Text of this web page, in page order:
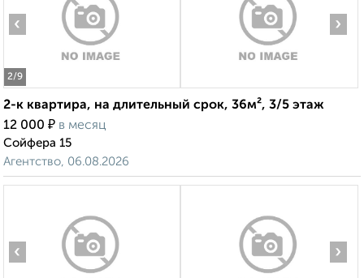
2/9
‹ ›
2-к квартира, на длительный срок, 36м², 3/5 этаж
12 000 ₽ в месяц
Сойфера 15
Агентство, 06.08.2026
‹ ›